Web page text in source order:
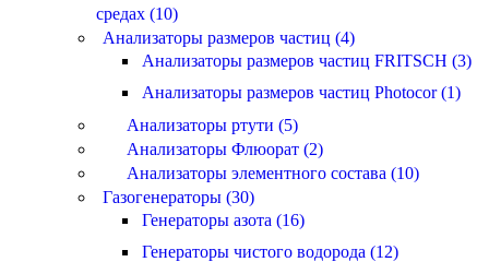
средах (10)
Анализаторы размеров частиц (4)
Анализаторы размеров частиц FRITSCH (3)
Анализаторы размеров частиц Photocor (1)
Анализаторы ртути (5)
Анализаторы Флюорат (2)
Анализаторы элементного состава (10)
Газогенераторы (30)
Генераторы азота (16)
Генераторы чистого водорода (12)